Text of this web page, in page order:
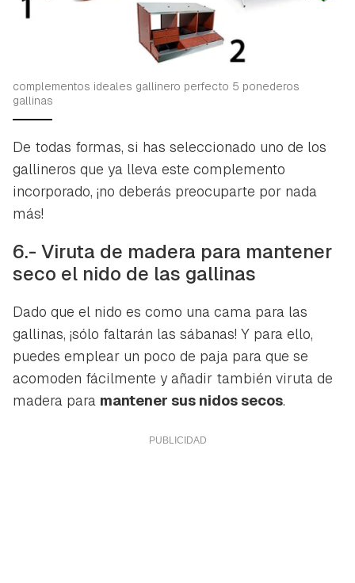
complementos ideales gallinero perfecto 5 ponederos
gallinas
De todas formas, si has seleccionado uno de los
gallineros que ya lleva este complemento
incorporado, ¡no deberás preocuparte por nada
más!
6.- Viruta de madera para mantener
seco el nido de las gallinas
Dado que el nido es como una cama para las
gallinas, ¡sólo faltarán las sábanas! Y para ello,
puedes emplear un poco de paja para que se
acomoden fácilmente y añadir también viruta de
madera para mantener sus nidos secos.